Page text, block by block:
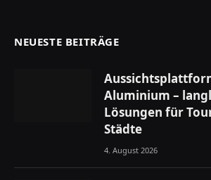
NEUESTE BEITRÄGE
Aluminium –
Lösungen für
Städte
4. August 2026